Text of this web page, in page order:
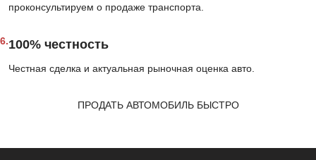
проконсультируем о продаже транспорта.
6.100% честность
Честная сделка и актуальная рыночная оценка авто.
ПРОДАТЬ АВТОМОБИЛЬ БЫСТРО